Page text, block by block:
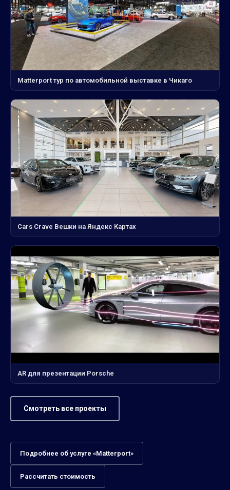
Matterport тур по автомобильной выставке в Чикаго
Cars Crave Вешки на Яндекс Картах
AR для презентации Porsche
Смотреть все проекты
Подробнее об услуге «Matterport»
Рассчитать стоимость